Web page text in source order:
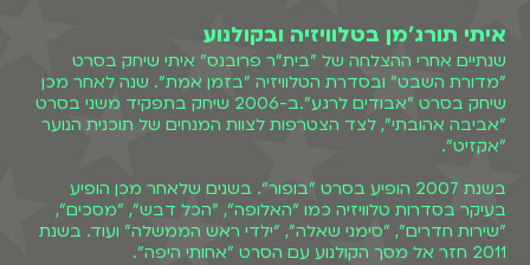
איתי תורג'מן בטלוויזיה ובקולנוע
שנתיים אחרי ההצלחה של "בית"ר פרובנס" איתי שיחק בסרט
"מדורת השבט" ובסדרת הטלוויזיה "בזמן אמת". שנה לאחר מכן
שיחק בסרט "אבודים לרגע".ב-2006 שיחק בתפקיד משני בסרט
"אביבה אהובתי", לצד הצטרפות לצוות המנחים של תוכנית הנוער
"אקזיט".
בשנת 2007 הופיע בסרט "בופור". בשנים שלאחר מכן הופיע
בעיקר בסדרות טלוויזיה כמו "האלופה", "הכל דבש", "מסכים",
"שירות חדרים", "סימני שאלה", "ילדי ראש הממשלה" ועוד. בשנת
2011 חזר אל מסך הקולנוע עם הסרט "אחותי היפה".